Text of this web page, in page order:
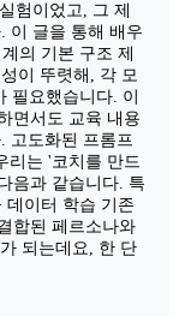
험이었고, 그 제
이 글을 통해 배우
의 기본 구조 제
이 뚜렷해, 각 모
필요했습니다. 이
면서도 교육 내용
고도화된 프롬프
리는 '코치를 만드
음과 같습니다. 특
데이터 학습 기존
합된 페르소나와
되는데요, 한 단